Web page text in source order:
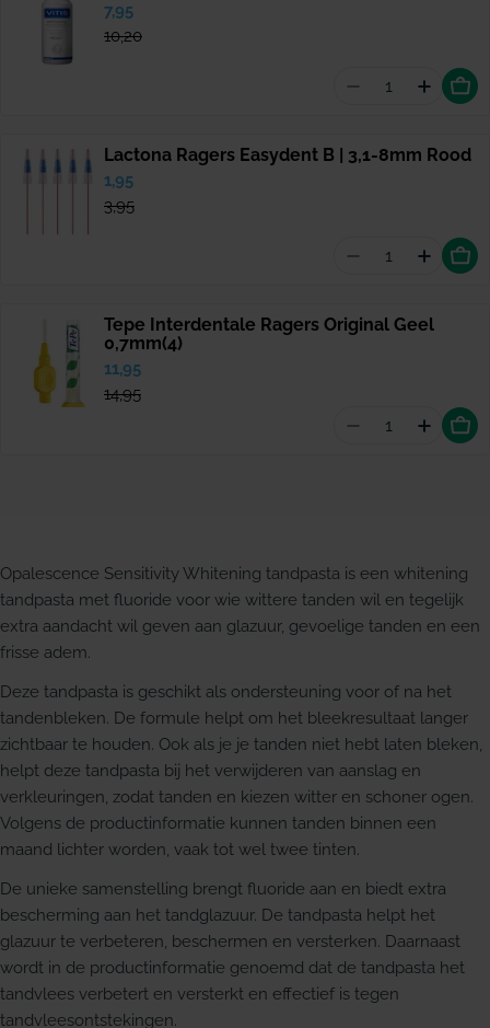
Verkoopprijs
7,95
Normale
prijs
10,20
Aantal
Lactona Ragers Easydent B | 3,1-8mm Rood
Verkoopprijs
1,95
Normale
prijs
3,95
Aantal
Tepe Interdentale Ragers Original Geel
0,7mm(4)
Verkoopprijs
11,95
Normale
prijs
14,95
Aantal
Opalescence Sensitivity Whitening tandpasta is een whitening
tandpasta met fluoride voor wie wittere tanden wil en tegelijk
extra aandacht wil geven aan glazuur, gevoelige tanden en een
frisse adem.
Deze tandpasta is geschikt als ondersteuning voor of na het
tandenbleken. De formule helpt om het bleekresultaat langer
zichtbaar te houden. Ook als je je tanden niet hebt laten bleken,
helpt deze tandpasta bij het verwijderen van aanslag en
verkleuringen, zodat tanden en kiezen witter en schoner ogen.
Volgens de productinformatie kunnen tanden binnen een
maand lichter worden, vaak tot wel twee tinten.
De unieke samenstelling brengt fluoride aan en biedt extra
bescherming aan het tandglazuur. De tandpasta helpt het
glazuur te verbeteren, beschermen en versterken. Daarnaast
wordt in de productinformatie genoemd dat de tandpasta het
tandvlees verbetert en versterkt en effectief is tegen
tandvleesontstekingen.